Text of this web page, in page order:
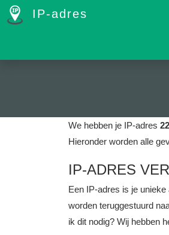
IP-adres
We hebben je IP-adres
Hieronder worden alle
IP-ADRES
Een IP-adres is je
worden teruggestuurd
ik dit nodig? Wij hebben